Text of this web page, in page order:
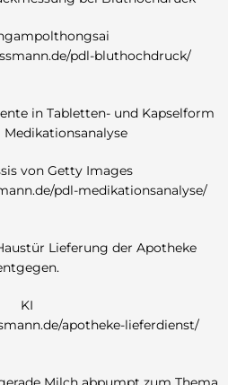
pdl-bluthochdruck/
von Getty Images
pdl-medikationsanalyse/
KI
apotheke-lieferdienst/